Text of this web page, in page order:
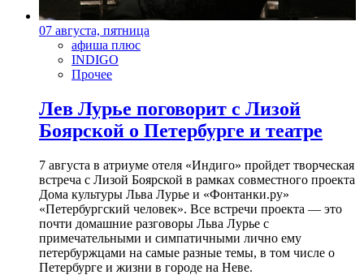
07 августа, пятница
афиша плюс
INDIGO
Прочее
Лев Лурье поговорит с Лизой
Боярской о Петербурге и театре
7 августа в атриуме отеля «Индиго» пройдет творческая
встреча с Лизой Боярской в рамках совместного проекта
Дома культуры Льва Лурье и «Фонтанки.ру»
«Петербургский человек». Все встречи проекта — это
почти домашние разговоры Льва Лурье с
примечательными и симпатичными лично ему
петербуржцами на самые разные темы, в том числе о
Петербурге и жизни в городе на Неве.